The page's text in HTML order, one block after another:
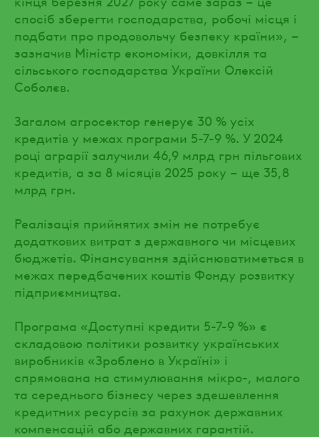
спосіб зберегти господарства, робочі місця і
подбати про продовольчу безпеку країни», –
зазначив Міністр економіки, довкілля та
сільського господарства України Олексій
Соболєв.
Загалом агросектор генерує 30 % усіх
кредитів у межах програми 5-7-9 %. У 2024
році аграрії залучили 46,9 млрд грн пільгових
кредитів, а за 8 місяців 2025 року – ще 35,8
млрд грн.
Реалізація прийнятих змін не потребує
додаткових витрат з державного чи місцевих
бюджетів. Фінансування здійснюватиметься в
межах передбачених коштів Фонду розвитку
підприємництва.
Програма «Доступні кредити 5-7-9 %» є
складовою політики розвитку українських
виробників «Зроблено в Україні» і
спрямована на стимулювання мікро-, малого
та середнього бізнесу через здешевлення
кредитних ресурсів за рахунок державних
компенсацій або державних гарантій.